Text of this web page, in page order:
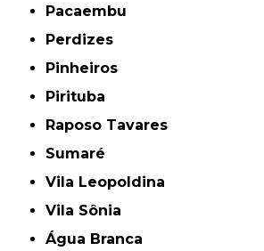
Pacaembu
Perdizes
Pinheiros
Pirituba
Raposo Tavares
Sumaré
Vila Leopoldina
Vila Sônia
Água Branca